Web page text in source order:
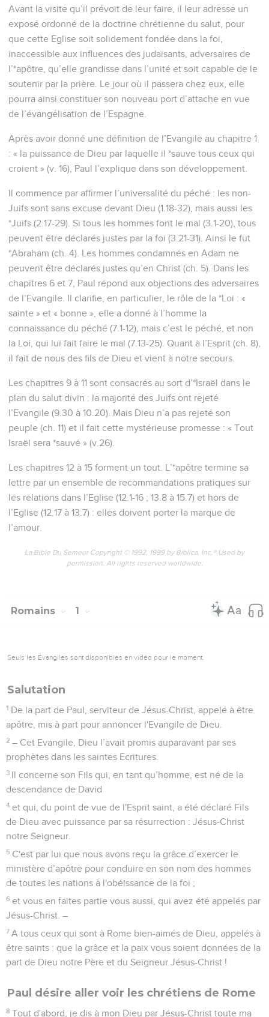
Avant la visite qu’il prévoit de leur faire, il leur adresse un
exposé ordonné de la doctrine chrétienne du salut, pour
que cette Eglise soit solidement fondée dans la foi,
inaccessible aux influences des judaïsants, adversaires de
l’*apôtre, qu’elle grandisse dans l’unité et soit capable de le
soutenir par la prière. Le jour où il passera chez eux, elle
pourra ainsi constituer son nouveau port d’attache en vue
de l’évangélisation de l’Espagne.
Après avoir donné une définition de l’Evangile au chapitre 1
: « la puissance de Dieu par laquelle il *sauve tous ceux qui
croient » (v. 16), Paul l’explique dans son développement.
Il commence par affirmer l’universalité du péché : les non-
Juifs sont sans excuse devant Dieu (1.18-32), mais aussi les
*Juifs (2.17-29). Si tous les hommes font le mal (3.1-20), tous
peuvent être déclarés justes par la foi (3.21-31). Ainsi le fut
*Abraham (ch. 4). Les hommes condamnés en Adam ne
peuvent être déclarés justes qu’en Christ (ch. 5). Dans les
chapitres 6 et 7, Paul répond aux objections des adversaires
de l’Evangile. Il clarifie, en particulier, le rôle de la *Loi : «
sainte » et « bonne », elle a donné à l’homme la
connaissance du péché (7.1-12), mais c’est le péché, et non
la Loi, qui lui fait faire le mal (7.13-25). Quant à l’Esprit (ch. 8),
il fait de nous des fils de Dieu et vient à notre secours.
Les chapitres 9 à 11 sont consacrés au sort d’*Israël dans le
plan du salut divin : la majorité des Juifs ont rejeté
l’Evangile (9.30 à 10.20). Mais Dieu n’a pas rejeté son
peuple (ch. 11) et il fait cette mystérieuse promesse : « Tout
Israël sera *sauvé » (v.26).
Les chapitres 12 à 15 forment un tout. L’*apôtre termine sa
lettre par un ensemble de recommandations pratiques sur
les relations dans l’Eglise (12.1-16 ; 13.8 à 15.7) et hors de
l’Eglise (12.17 à 13.7) : elles doivent porter la marque de
l’amour.
La Bible Du Semeur Copyright © 1992, 1999 by Biblica, Inc.® Used by
permission. All rights reserved worldwide.
Romains 1
Seuls les Évangiles sont disponibles en vidéo pour le moment.
Salutation
1 De la part de Paul, serviteur de Jésus-Christ, appelé à être
apôtre, mis à part pour annoncer l'Evangile de Dieu.
2 – Cet Evangile, Dieu l’avait promis auparavant par ses
prophètes dans les saintes Ecritures.
3 Il concerne son Fils qui, en tant qu’homme, est né de la
descendance de David
4 et qui, du point de vue de l'Esprit saint, a été déclaré Fils
de Dieu avec puissance par sa résurrection : Jésus-Christ
notre Seigneur.
5 C'est par lui que nous avons reçu la grâce d’exercer le
ministère d’apôtre pour conduire en son nom des hommes
de toutes les nations à l'obéissance de la foi ;
6 et vous en faites partie vous aussi, qui avez été appelés par
Jésus-Christ. –
7 A tous ceux qui sont à Rome bien-aimés de Dieu, appelés à
être saints : que la grâce et la paix vous soient données de la
part de Dieu notre Père et du Seigneur Jésus-Christ !
Paul désire aller voir les chrétiens de Rome
8 Tout d'abord, je dis à mon Dieu par Jésus-Christ toute ma